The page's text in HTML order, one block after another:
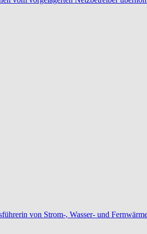
von Strom-, Wasser- und